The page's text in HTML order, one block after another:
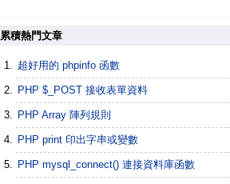
累積熱門文章
超好用的 phpinfo 函數
PHP $_POST 接收表單資料
PHP Array 陣列規則
PHP print 印出字串或變數
PHP mysql_connect() 連接資料庫函數